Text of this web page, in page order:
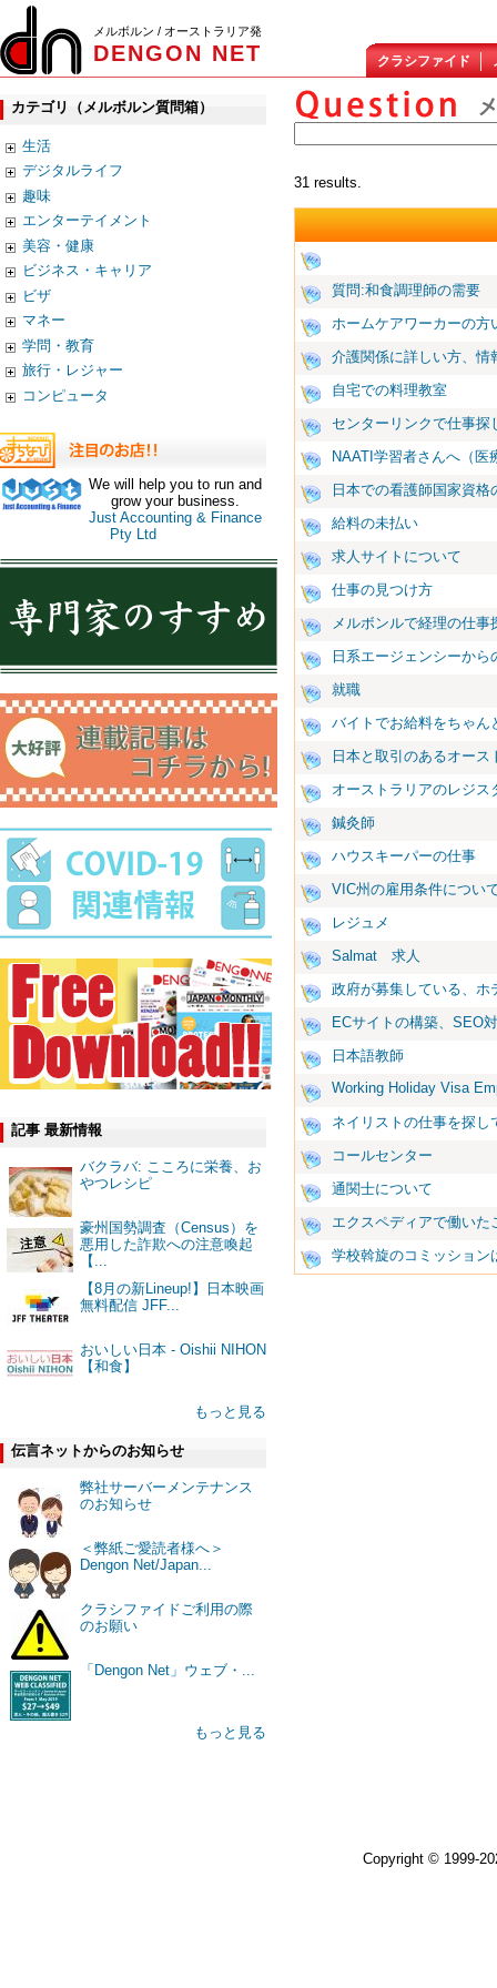
メルボルン / オーストラリア発
DENGON NET クラシファイド
カテゴリ（メルボルン質問箱）
生活
デジタルライフ
趣味
エンターテイメント
美容・健康
ビジネス・キャリア
ビザ
マネー
学問・教育
旅行・レジャー
コンピュータ
We will help you to run and
grow your business.
Just Accounting & Finance
Pty Ltd
記事 最新情報
バクラバ: こころに栄養、お
やつレシピ
豪州国勢調査（Census）を
悪用した詐欺への注意喚起
【...
【8月の新Lineup!】日本映画
無料配信 JFF...
おいしい日本 - Oishii NIHON
【和食】
もっと見る
伝言ネットからのお知らせ
弊社サーバーメンテナンス
のお知らせ
＜弊紙ご愛読者様へ＞
Dengon Net/Japan...
クラシファイドご利用の際
のお願い
「Dengon Net」ウェブ・...
もっと見る
31 results.
質問:和食調理師の需要
ホームケアワーカーの方
介護関係に詳しい方、情
自宅での料理教室
センターリンクで仕事探
NAATI学習者さんへ（医
日本での看護師国家資格
給料の未払い
求人サイトについて
仕事の見つけ方
メルボンルで経理の仕
日系エージェンシーから
就職
バイトでお給料をちゃん
日本と取引のあるオース
オーストラリアのレジス
鍼灸師
ハウスキーパーの仕事
VIC州の雇用条件につい
レジュメ
Salmat 求人
政府が募集している、ホ
ECサイトの構築、SEO
日本語教師
Working Holiday Visa
ネイリストの仕事を探し
コールセンター
通関士について
エクスペディアで働いた
学校斡旋のコミッション
Copyright © 1999-